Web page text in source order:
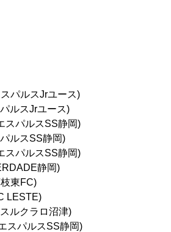
パルスJrユース)
ルスJrユース)
スパルスSS静岡)
ルスSS静岡)
スパルスSS静岡)
静岡)
東FC)
LESTE)
ルクラロ沼津)
スパルスSS静岡)